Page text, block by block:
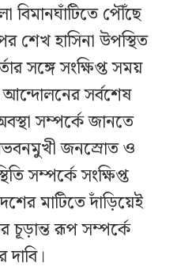
বিমানঘাঁটিতে পৌঁছে
শেখ হাসিনা উপস্থিত
সঙ্গে সংক্ষিপ্ত সময়
সর্বশেষ
সম্পর্কে জানতে
জনস্রোত ও
সম্পর্কে সংক্ষিপ্ত
মাটিতে দাঁড়িয়েই
চূড়ান্ত রূপ সম্পর্কে